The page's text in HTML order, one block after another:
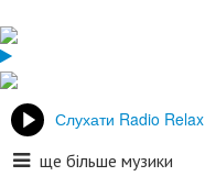
Слухати Radio Relax
ще більше музики